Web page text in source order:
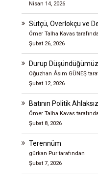
Nisan 14, 2026
Sütçü, Overlokçu ve
Ömer Talha Kavas
Şubat 26, 2026
Durup
Oğuzhan Âsım GÜNEŞ
Şubat 12, 2026
Batının Politik
Ömer Talha Kavas
Şubat 8, 2026
Terennüm
gürkan Pur tarafından
Şubat 7, 2026